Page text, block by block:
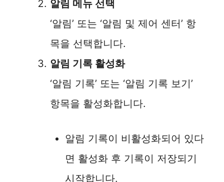
알림 메뉴 선택
‘알림’ 또는 ‘알림 및 제어 센터’ 항
목을 선택합니다.
알림 기록 활성화
‘알림 기록’ 또는 ‘알림 기록 보기’
항목을 활성화합니다.
알림 기록이 비활성화되어 있다
면 활성화 후 기록이 저장되기
시작합니다.